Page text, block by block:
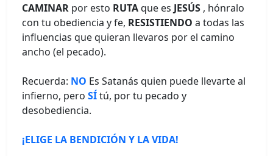
CAMINAR por esto RUTAque es JESÚS , hónralo
con tu obediencia y fe, RESISTIENDO a todas las
influencias que quieran llevaros por el camino
ancho (el pecado).
Recuerda: NO Es Satanás quien puede llevarte al
infierno, pero SÍtú, por tu pecado y
desobediencia.
¡ELIGE LA BENDICIÓN Y LA VIDA!